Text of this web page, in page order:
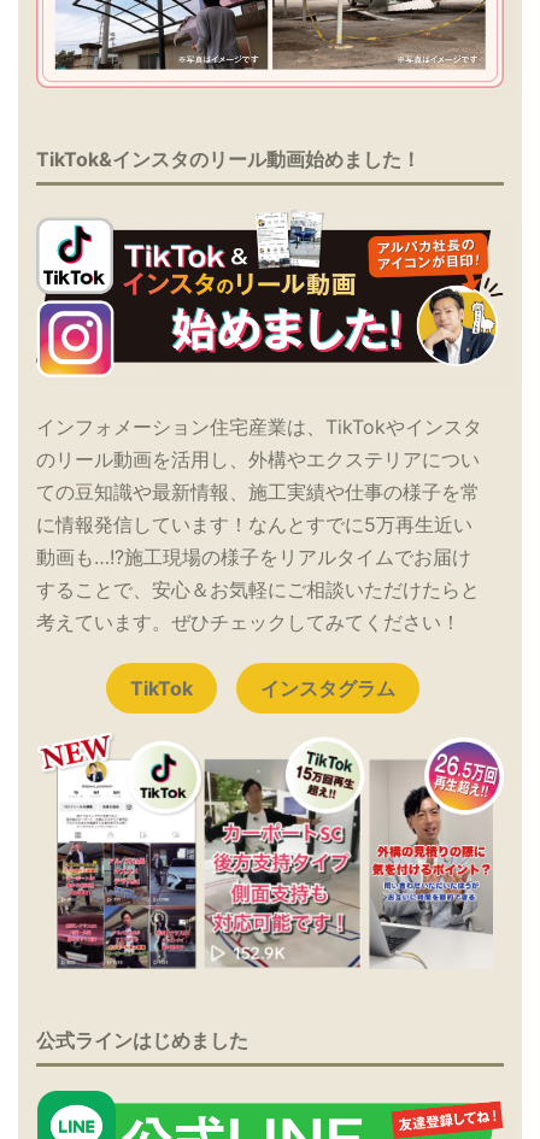
TikTok&インスタのリール動画始めました！
インフォメーション住宅産業は、TikTokやインスタ
のリール動画を活用し、外構やエクステリアについ
ての豆知識や最新情報、施工実績や仕事の様子を常
に情報発信しています！なんとすでに5万再生近い
動画も…!?施工現場の様子をリアルタイムでお届け
することで、安心＆お気軽にご相談いただけたらと
考えています。ぜひチェックしてみてください！
TikTok インスタグラム
公式ラインはじめました